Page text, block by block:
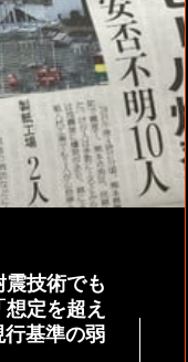
震技術でも
定を超え
行基準の弱